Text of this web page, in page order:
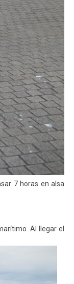
7 horas en alsa
Al llegar el